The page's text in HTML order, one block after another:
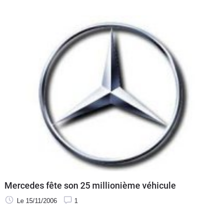
Mercedes fête son 25 millionième véhicule
Le 15/11/2006 1